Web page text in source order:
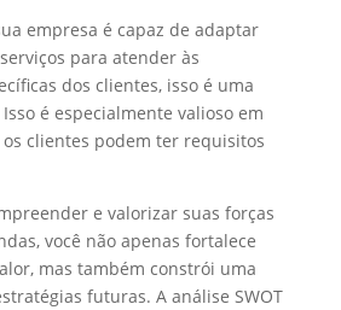
empresa é capaz de adaptar
para atender às
dos clientes, isso é uma
é especialmente valioso em
os clientes podem ter requisitos
e valorizar suas forças
você não apenas fortalece
mas também constrói uma
futuras. A análise SWOT